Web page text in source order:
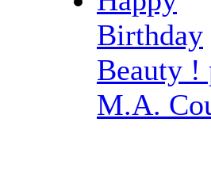
Birthday
Beauty !
M.A.